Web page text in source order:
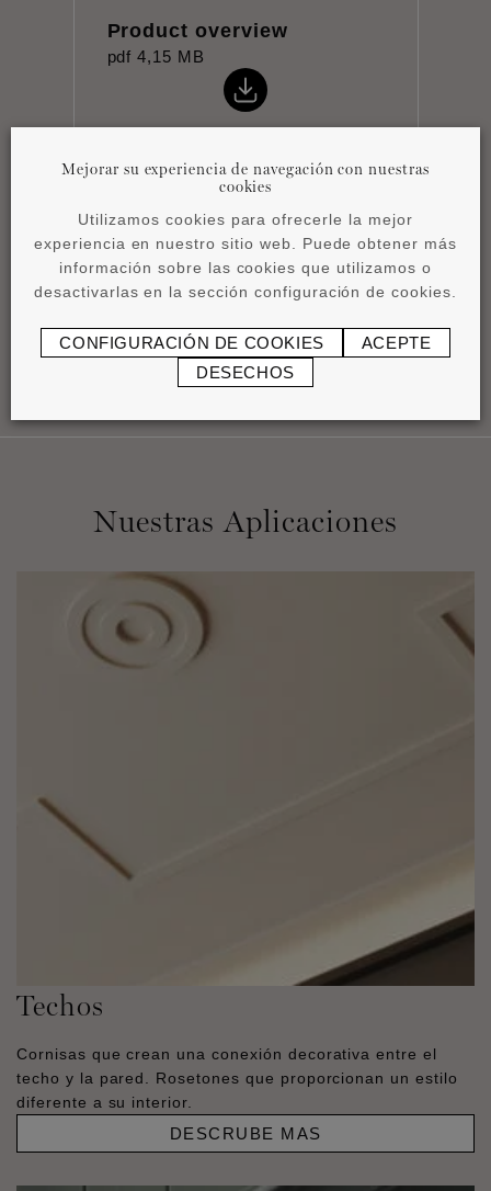
Product overview
pdf 4,15 MB
Instrucciones de
instalación
pdf 0,42 MB
Nuestras Aplicaciones
Techos
Cornisas que crean una conexión decorativa entre el
techo y la pared. Rosetones que proporcionan un estilo
diferente a su interior.
DESCRUBE MAS
Mejorar su experiencia de navegación con nuestras
cookies
Utilizamos cookies para ofrecerle la mejor
experiencia en nuestro sitio web. Puede obtener más
información sobre las cookies que utilizamos o
desactivarlas en la sección configuración de cookies.
CONFIGURACIÓN DE COOKIES
ACEPTE
DESECHOS